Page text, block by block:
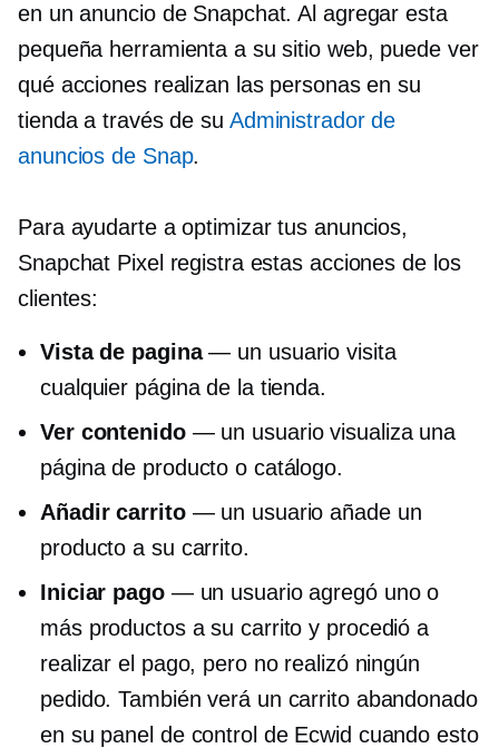
en un anuncio de Snapchat. Al agregar esta
pequeña herramienta a su sitio web, puede ver
qué acciones realizan las personas en su
tienda a través de su Administrador de
anuncios de Snap.
Para ayudarte a optimizar tus anuncios,
Snapchat Pixel registra estas acciones de los
clientes:
Vista de pagina— un usuario visita
cualquier página de la tienda.
Ver contenido— un usuario visualiza una
página de producto o catálogo.
Añadir carrito— un usuario añade un
producto a su carrito.
Iniciar pago— un usuario agregó uno o
más productos a su carrito y procedió a
realizar el pago, pero no realizó ningún
pedido. También verá un carrito abandonado
en su panel de control de Ecwid cuando esto